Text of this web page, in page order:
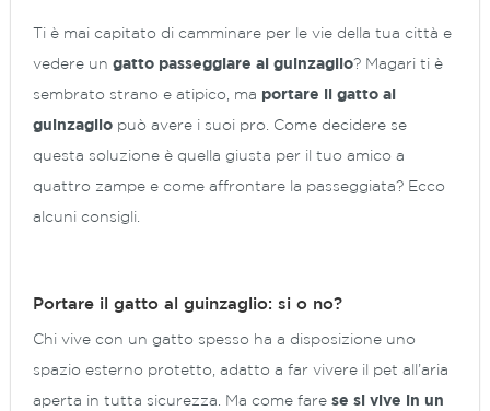
Ti è mai capitato di camminare per le vie della tua città e
vedere un gatto passeggiare al guinzaglio? Magari ti è
sembrato strano e atipico, ma portare il gatto al
guinzaglio può avere i suoi pro. Come decidere se
questa soluzione è quella giusta per il tuo amico a
quattro zampe e come affrontare la passeggiata? Ecco
alcuni consigli.
Portare il gatto al guinzaglio: si o no?
Chi vive con un gatto spesso ha a disposizione uno
spazio esterno protetto, adatto a far vivere il pet all’aria
aperta in tutta sicurezza. Ma come fare se si vive in un